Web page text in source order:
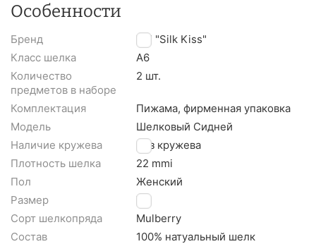
Особенности
Бренд
TM "Silk Kiss"
Класс шелка
A6
Количество
предметов в наборе
2 шт.
Комплектация
Пижама, фирменная упаковка
Модель
Шелковый Сидней
Наличие кружева
Без кружева
Плотность шелка
22 mmi
Пол
Женский
Размер
XL
Сорт шелкопряда
Mulberry
Состав
100% натуальный шелк